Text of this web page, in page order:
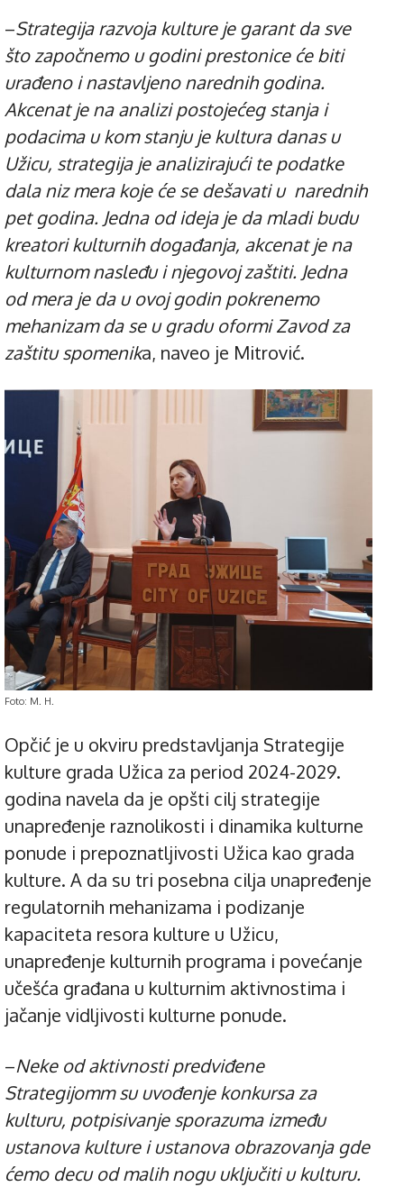
–Strategija razvoja kulture je garant da sve
što započnemo u godini prestonice će biti
urađeno i nastavljeno narednih godina.
Akcenat je na analizi postojećeg stanja i
podacima u kom stanju je kultura danas u
Užicu, strategija je analizirajući te podatke
dala niz mera koje će se dešavati u narednih
pet godina. Jedna od ideja je da mladi budu
kreatori kulturnih događanja, akcenat je na
kulturnom nasleđu i njegovoj zaštiti. Jedna
od mera je da u ovoj godin pokrenemo
mehanizam da se u gradu oformi Zavod za
zaštitu spomenika, naveo je Mitrović.
Foto: M. H.
Opčić je u okviru predstavljanja Strategije
kulture grada Užica za period 2024-2029.
godina navela da je opšti cilj strategije
unapređenje raznolikosti i dinamika kulturne
ponude i prepoznatljivosti Užica kao grada
kulture. A da su tri posebna cilja unapređenje
regulatornih mehanizama i podizanje
kapaciteta resora kulture u Užicu,
unapređenje kulturnih programa i povećanje
učešća građana u kulturnim aktivnostima i
jačanje vidljivosti kulturne ponude.
–Neke od aktivnosti predviđene
Strategijomm su uvođenje konkursa za
kulturu, potpisivanje sporazuma između
ustanova kulture i ustanova obrazovanja gde
ćemo decu od malih nogu uključiti u kulturu.